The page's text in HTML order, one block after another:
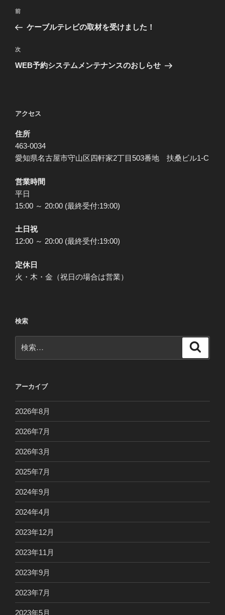
投
ナ
ビ
ゲ
ン
前
の
稿
前
ケーブルテレビの取材を受けました！
次
の
次
WEB予約システムメンテナンスのおしらせ
アクセス
住所
463-0034
愛知県名古屋市守山区四軒家2丁目503番地 扶桑ビル1-C
営業時間
平日
15:00 ～ 20:00 (最終受付:19:00)
土日祝
12:00 ～ 20:00 (最終受付:19:00)
定休日
火・木・金（祝日の場合は営業）
検索
索:
アーカイブ
2026年8月
2026年7月
2026年3月
2025年7月
2024年9月
2024年4月
2023年12月
2023年11月
2023年9月
2023年7月
2023年5月